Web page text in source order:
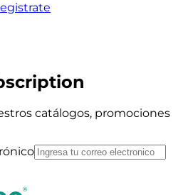
catálogos, promociones